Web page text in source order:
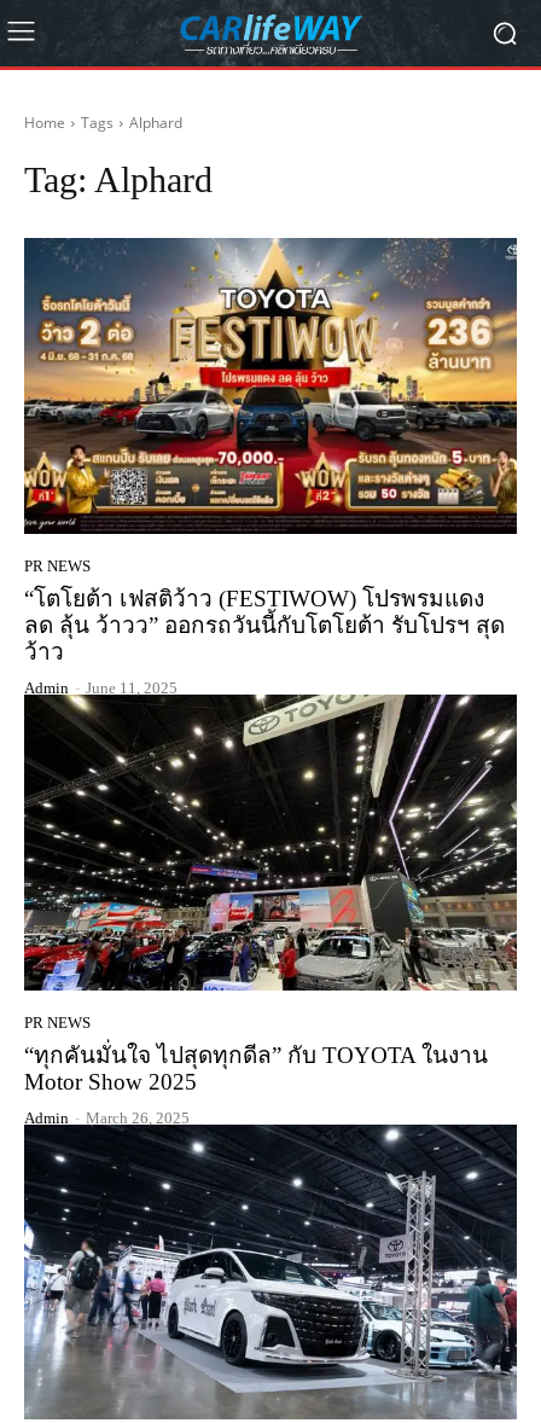
Home Tags Alphard
Tag: Alphard
PR NEWS
“โตโยต้า เฟสติว้าว (FESTIWOW) โปรพรมแดง
ลด ลุ้น ว้าวว” ออกรถวันนี้กับโตโยต้า รับโปรฯ สุด
ว้าว
Admin - June 11, 2025
PR NEWS
“ทุกคันมั่นใจ ไปสุดทุกดีล” กับ TOYOTA ในงาน
Motor Show 2025
Admin - March 26, 2025